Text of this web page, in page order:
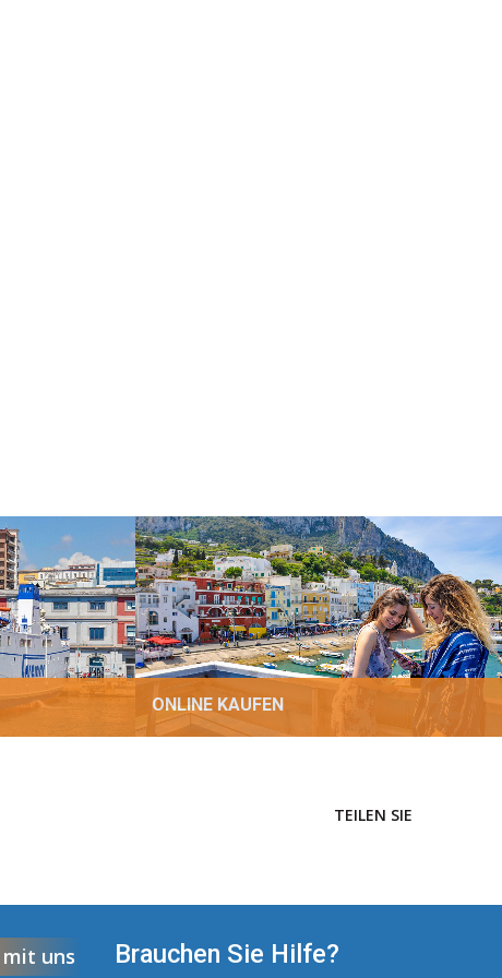
ONLINE KAUFEN
TEILEN SIE
mit uns Brauchen Sie Hilfe?